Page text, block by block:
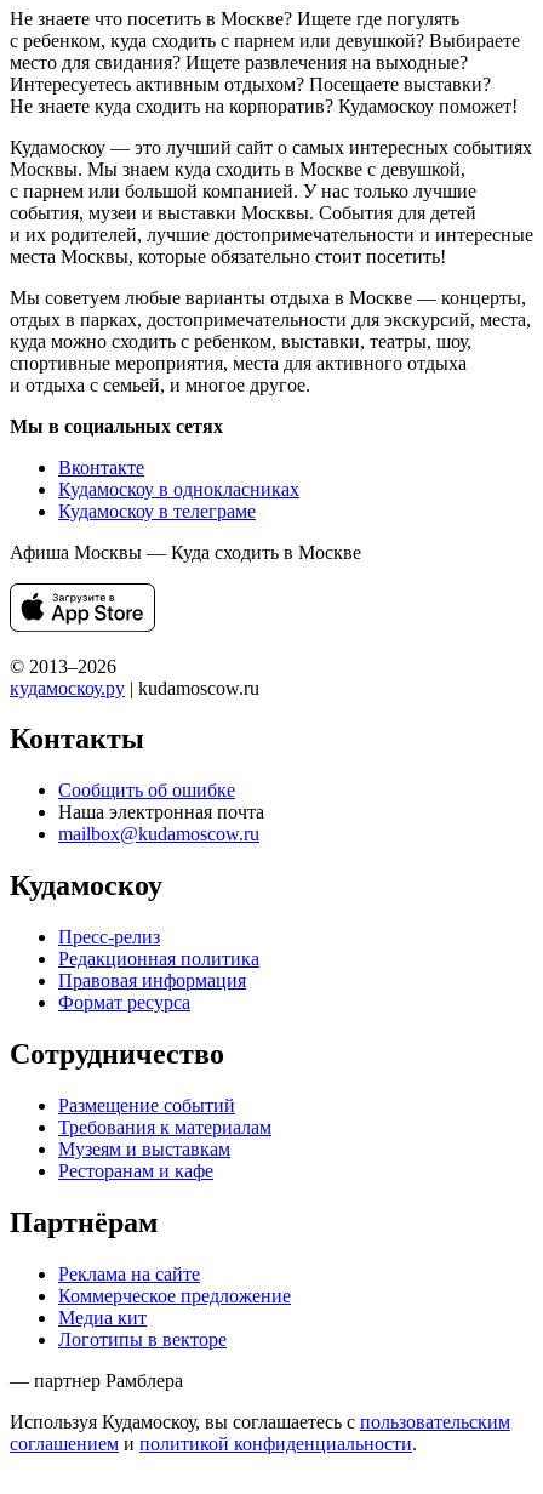
Не знаете что посетить в Москве? Ищете где погулять
с ребенком, куда сходить с парнем или девушкой? Выбираете
место для свидания? Ищете развлечения на выходные?
Интересуетесь активным отдыхом? Посещаете выставки?
Не знаете куда сходить на корпоратив? Кудамоскоу поможет!
Кудамоскоу — это лучший сайт о самых интересных событиях
Москвы. Мы знаем куда сходить в Москве с девушкой,
с парнем или большой компанией. У нас только лучшие
события, музеи и выставки Москвы. События для детей
и их родителей, лучшие достопримечательности и интересные
места Москвы, которые обязательно стоит посетить!
Мы советуем любые варианты отдыха в Москве — концерты,
отдых в парках, достопримечательности для экскурсий, места,
куда можно сходить с ребенком, выставки, театры, шоу,
спортивные мероприятия, места для активного отдыха
и отдыха с семьей, и многое другое.
Мы в социальных сетях
Вконтакте
Кудамоскоу в однокласниках
Кудамоскоу в телеграме
Афиша Москвы — Куда сходить в Москве
© 2013–2026
кудамоскоу.ру | kudamoscow.ru
Контакты
Сообщить об ошибке
Наша электронная почта
mailbox@kudamoscow.ru
Кудамоскоу
Пресс-релиз
Редакционная политика
Правовая информация
Формат ресурса
Сотрудничество
Размещение событий
Требования к материалам
Музеям и выставкам
Ресторанам и кафе
Партнёрам
Реклама на сайте
Коммерческое предложение
Медиа кит
Логотипы в векторе
— партнер Рамблера
Используя Кудамоскоу, вы соглашаетесь с пользовательским
соглашением и политикой конфиденциальности.